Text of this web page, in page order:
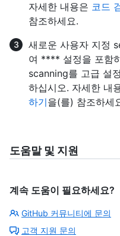
자세한 내용은 코드
참조하세요.
새로운 사용자 지정
여 **** 설정을 포함
scanning를 고급 설
하십시오. 자세한 내
하기을(를) 참조하세
도움말 및 지원
계속 도움이 필요하세요?
GitHub 커뮤니티에 문의
고객 지원 문의